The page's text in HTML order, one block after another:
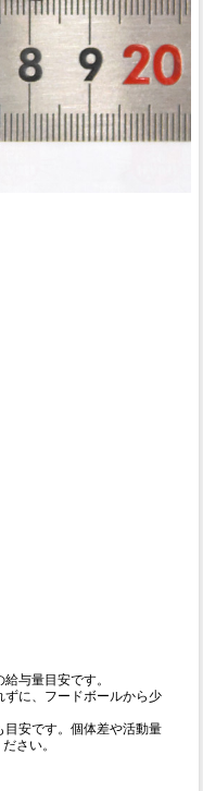
与量目安です。
に、フードボールから少
安です。個体差や活動量
さい。